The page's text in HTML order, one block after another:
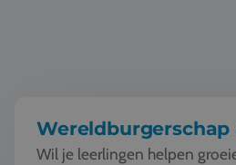
Wereldburgerschap
Wil je leerlingen helpen